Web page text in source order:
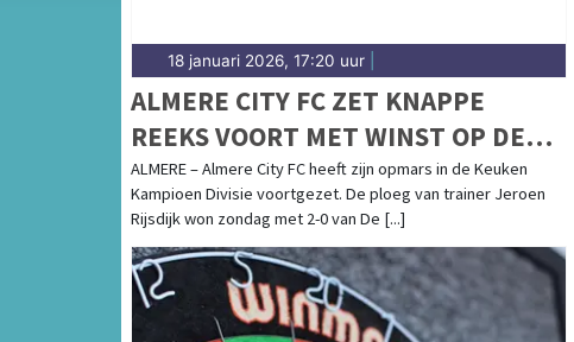
18 januari 2026, 17:20 uur
ALMERE CITY FC ZET KNAPPE
REEKS VOORT MET WINST OP DE
GRAAFSCHAP
ALMERE – Almere City FC heeft zijn opmars in de Keuken
Kampioen Divisie voortgezet. De ploeg van trainer Jeroen
Rijsdijk won zondag met 2-0 van De [...]